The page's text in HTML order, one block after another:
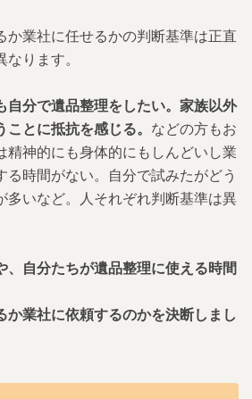
か業社に任せるかの判断基準は正直
ります。
自分で遺品整理をしたい。家族以外
とに抵抗を感じる。 などの方もお
精神的にも身体的にもしんどいし業
る時間がない。自分で試みたがどう
多いなど。人それぞれ判断基準は異
、自分たちが遺品整理に使える時間
か業社に依頼するのかを決断しまし